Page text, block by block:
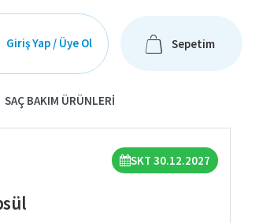
Giriş Yap / Üye Ol Sepetim
SAÇ BAKIM ÜRÜNLERI
SKT 30.12.2027